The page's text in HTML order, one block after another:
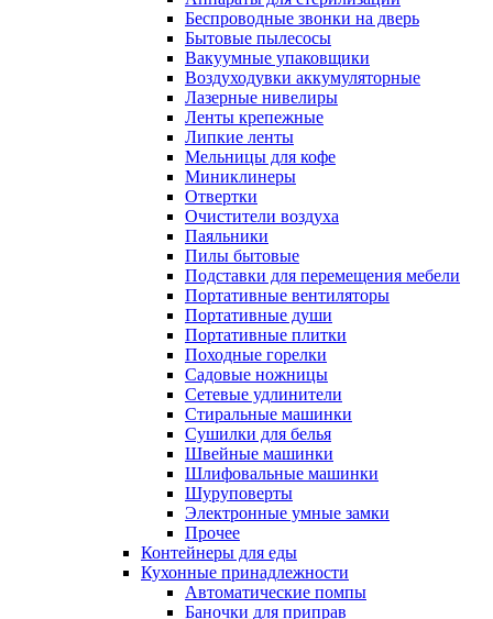
Беспроводные звонки на дверь
Бытовые пылесосы
Вакуумные упаковщики
Воздуходувки аккумуляторные
Лазерные нивелиры
Ленты крепежные
Липкие ленты
Мельницы для кофе
Миниклинеры
Отвертки
Очистители воздуха
Паяльники
Пилы бытовые
Подставки для перемещения мебели
Портативные вентиляторы
Портативные души
Портативные плитки
Походные горелки
Садовые ножницы
Сетевые удлинители
Стиральные машинки
Сушилки для белья
Швейные машинки
Шлифовальные машинки
Шуруповерты
Электронные умные замки
Прочее
Контейнеры для еды
Кухонные принадлежности
Автоматические помпы
Баночки для приправ